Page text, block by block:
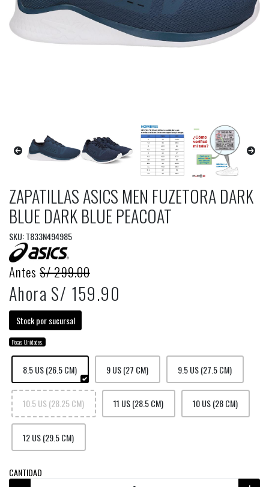
ZAPATILLAS ASICS MEN FUZETORA DARK
BLUE DARK BLUE PEACOAT
SKU: T833N494985
AntesS/ 299.00
Ahora S/ 159.90
Stock por sucursal
Pocas Unidades.
8.5 US (26.5 CM) 9 US (27 CM) 9.5 US (27.5 CM)
10.5 US (28.25 CM) 11 US (28.5 CM) 10 US (28 CM)
12 US (29.5 CM)
CANTIDAD